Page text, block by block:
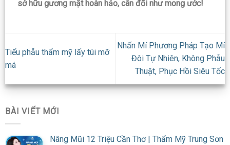
sở hữu gương mặt hoàn hảo, cân đối như mong ước!
Tiểu phẫu thẩm mỹ lấy túi mỡ
má
Nhấn Mí Phương Pháp Tạo Mí
Đôi Tự Nhiên, Không Phẫu
Thuật, Phục Hồi Siêu Tốc
BÀI VIẾT MỚI
Nâng Mũi 12 Triệu Cần Thơ | Thẩm Mỹ Trung Sơn